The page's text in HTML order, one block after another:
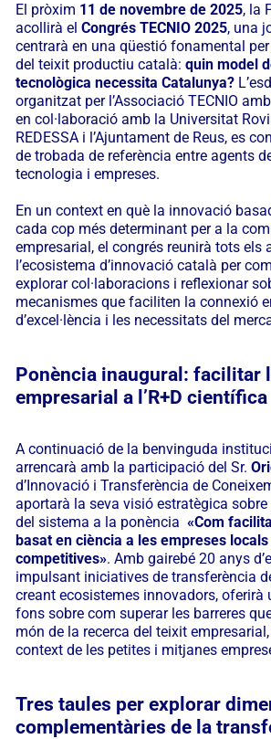
El pròxim 11 de novembre de 2025, la
acollirà elCongrés TECNIO 2025, una
centrarà en una qüestió fonamental
del teixit productiu català:quin model
tecnològica necessita Catalunya?
organitzat per l’Associació TECNIO
en col·laboració amb la Universitat
REDESSA i l’Ajuntament de Reus, es
de trobada de referència entre agents
tecnologia i empreses.
En un context en què la innovació
cada cop més determinant per a la
empresarial, el congrés reunirà tots els
l’ecosistema d’innovació català per
explorar col·laboracions i reflexionar
mecanismes que faciliten la connexió
d’excel·lència i les necessitats del
Ponència inaugural: facilitar
empresarial a l’R+D científica
A continuació de la benvinguda
arrencarà amb la participació del Sr.
d’Innovació i Transferència de
aportarà la seva visió estratègica
del sistema a la ponència«Com
basat en ciència a les empreses
competitives». Amb gairebé 20 anys
impulsant iniciatives de transferència
creant ecosistemes innovadors, oferirà
fons sobre com superar les barreres
món de la recerca del teixit
context de les petites i mitjanes
Tres taules per explorar
complementàries de la